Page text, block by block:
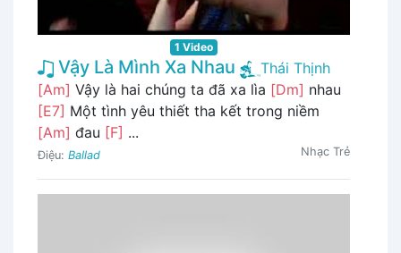
1 Video
Vậy Là Mình Xa Nhau
Thái Thịnh
[Am] Vậy là hai chúng ta đã xa lìa [Dm] nhau
[E7] Một tình yêu thiết tha kết trong niềm
[Am] đau [F] ...
Điệu: Ballad Nhạc Trẻ